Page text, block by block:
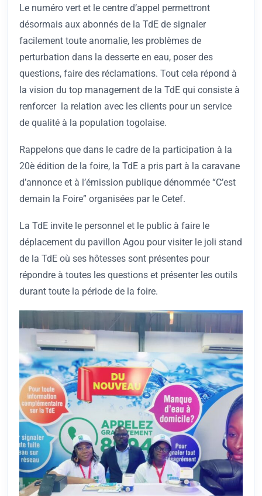
Le numéro vert et le centre d’appel permettront
désormais aux abonnés de la TdE de signaler
facilement toute anomalie, les problèmes de
perturbation dans la desserte en eau, poser des
questions, faire des réclamations. Tout cela répond à
la vision du top management de la TdE qui consiste à
renforcer la relation avec les clients pour un service
de qualité à la population togolaise.
Rappelons que dans le cadre de la participation à la
20è édition de la foire, la TdE a pris part à la caravane
d’annonce et à l’émission publique dénommée “C’est
demain la Foire” organisées par le Cetef.
La TdE invite le personnel et le public à faire le
déplacement du pavillon Agou pour visiter le joli stand
de la TdE où ses hôtesses sont présentes pour
répondre à toutes les questions et présenter les outils
durant toute la période de la foire.